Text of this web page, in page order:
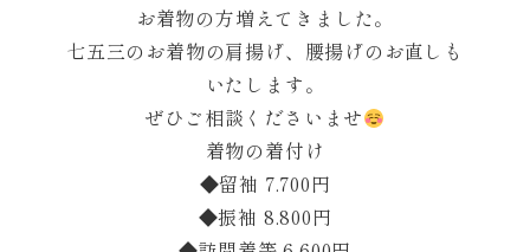
お着物の方増えてきました。
七五三のお着物の肩揚げ、腰揚げのお直しも
いたします。
ぜひご相談くださいませ
着物の着付け
◆留袖 7.700円
◆振袖 8.800円